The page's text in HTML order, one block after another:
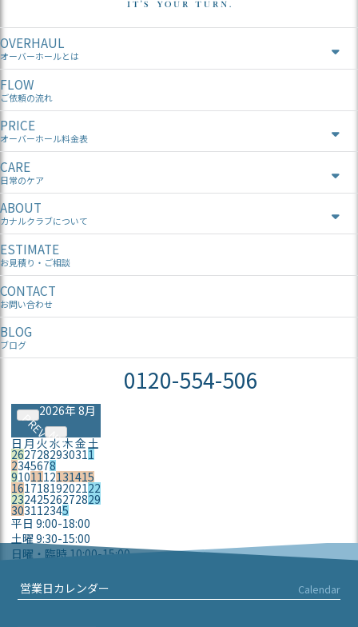
OVERHAUL
オーバーホールとは
FLOW
ご依頼の流れ
PRICE
オーバーホール料金表
CARE
日常のケア
ABOUT
カナルクラブについて
ESTIMATE
お見積り・ご相談
CONTACT
お問い合わせ
BLOG
ブログ
0120-554-506
PREV
2026年 8月
NEXT
日 月 火水木金土
2627282930311
2345678
9101112131415
16171819202122
23242526272829
303112345
平日 9:00-18:00
土曜 9:30-15:00
日曜・臨時 10:00-15:00
営業日カレンダー
Calendar